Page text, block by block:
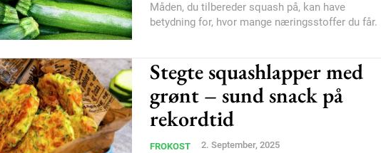
Subscription Plans
Måden, du tilbereder squash på, kan have
betydning for, hvor mange næringsstoffer du får.
Stegte squashlapper med
grønt – sund snack på
rekordtid
FROKOST 2. September, 2025